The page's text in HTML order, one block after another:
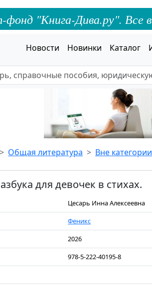
"Книга-Дива.ру". Все
Новости Новинки Каталог
Общая литература Вне категории
для девочек в стихах.
Цесарь Инна Алексеевна
Феникс
2026
978-5-222-40195-8